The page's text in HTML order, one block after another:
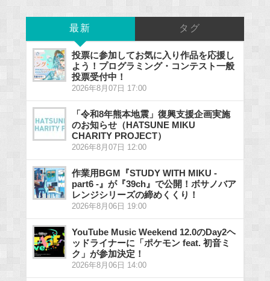
最新 タグ
投票に参加してお気に入り作品を応援し
よう！プログラミング・コンテスト一般
投票受付中！
2026年8月07日 17:00
「令和8年熊本地震」復興支援企画実施
のお知らせ（HATSUNE MIKU
CHARITY PROJECT）
2026年8月07日 12:00
作業用BGM『STUDY WITH MIKU -
part6 -』が『39ch』で公開！ボサノバア
レンジシリーズの締めくくり！
2026年8月06日 19:00
YouTube Music Weekend 12.0のDay2ヘ
ッドライナーに「ポケモン feat. 初音ミ
ク」が参加決定！
2026年8月06日 14:00